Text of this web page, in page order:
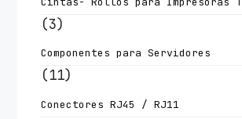
(3)
Componentes para Servidores
(11)
Conectores RJ45 / RJ11